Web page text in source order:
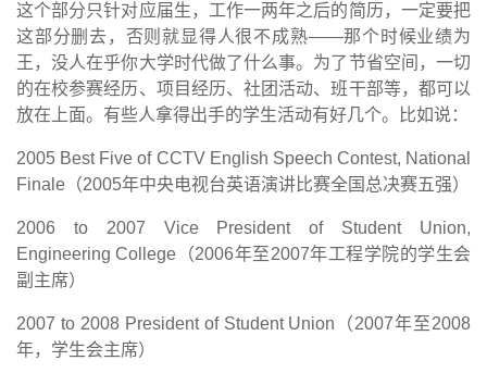
这个部分只针对应届生，工作一两年之后的简历，一定要把
这部分删去，否则就显得人很不成熟——那个时候业绩为
王，没人在乎你大学时代做了什么事。为了节省空间，一切
的在校参赛经历、项目经历、社团活动、班干部等，都可以
放在上面。有些人拿得出手的学生活动有好几个。比如说：
2005 Best Five of CCTV English Speech Contest, National
Finale （2005年中央电视台英语演讲比赛全国总决赛五强）
2006 to 2007 Vice President of Student Union,
Engineering College （2006年至2007年工程学院的学生会
副主席）
2007 to 2008 President of Student Union （2007年至2008
年，学生会主席）